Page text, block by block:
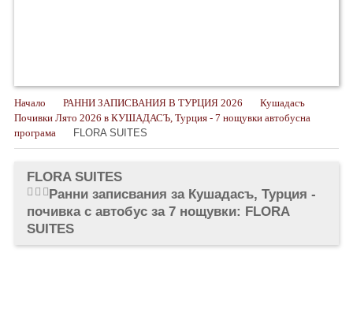
ЕКЗОТИКА
ЕКСКУРЗИИ
ОЩЕ
ЗА НАС
ФИРМЕНИ ДОКУМЕНТИ
Начало РАННИ ЗАПИСВАНИЯ В ТУРЦИЯ 2026
Кушадасъ
Почивки Лято 2026 в КУШАДАСЪ, Турция - 7 нощувки автобусна
програма
FLORA SUITES
FLORA SUITES
Ранни записвания за Кушадасъ, Турция -
почивка с автобус за 7 нощувки: FLORA
SUITES